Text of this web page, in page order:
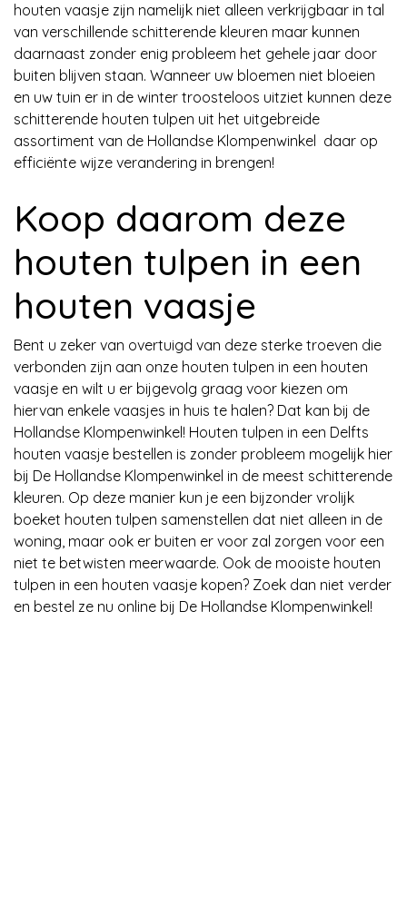
houten vaasje zijn namelijk niet alleen verkrijgbaar in tal
van verschillende schitterende kleuren maar kunnen
daarnaast zonder enig probleem het gehele jaar door
buiten blijven staan. Wanneer uw bloemen niet bloeien
en uw tuin er in de winter troosteloos uitziet kunnen deze
schitterende houten tulpen uit het uitgebreide
assortiment van de Hollandse Klompenwinkel daar op
efficiënte wijze verandering in brengen!
Koop daarom deze
houten tulpen in een
houten vaasje
Bent u zeker van overtuigd van deze sterke troeven die
verbonden zijn aan onze houten tulpen in een houten
vaasje en wilt u er bijgevolg graag voor kiezen om
hiervan enkele vaasjes in huis te halen? Dat kan bij de
Hollandse Klompenwinkel! Houten tulpen in een Delfts
houten vaasje bestellen is zonder probleem mogelijk hier
bij De Hollandse Klompenwinkel in de meest schitterende
kleuren. Op deze manier kun je een bijzonder vrolijk
boeket houten tulpen samenstellen dat niet alleen in de
woning, maar ook er buiten er voor zal zorgen voor een
niet te betwisten meerwaarde. Ook de mooiste houten
tulpen in een houten vaasje kopen? Zoek dan niet verder
en bestel ze nu online bij De Hollandse Klompenwinkel!